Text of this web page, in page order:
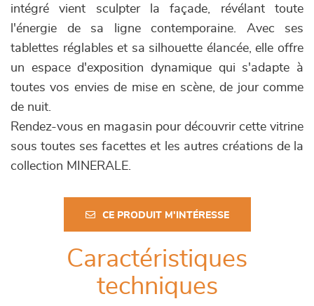
intégré vient sculpter la façade, révélant toute
l'énergie de sa ligne contemporaine. Avec ses
tablettes réglables et sa silhouette élancée, elle offre
un espace d'exposition dynamique qui s'adapte à
toutes vos envies de mise en scène, de jour comme
de nuit.
Rendez-vous en magasin pour découvrir cette vitrine
sous toutes ses facettes et les autres créations de la
collection MINERALE.
CE PRODUIT M'INTÉRESSE
Caractéristiques
techniques